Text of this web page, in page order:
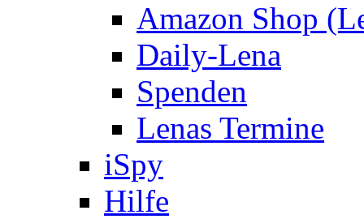
Amazon Shop
Daily-Lena
Spenden
Lenas Termine
iSpy
Hilfe